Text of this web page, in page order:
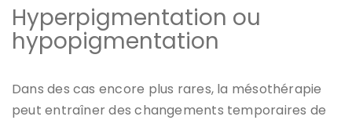
Hyperpigmentation ou
hypopigmentation
Dans des cas encore plus rares, la mésothérapie
peut entraîner des changements temporaires de